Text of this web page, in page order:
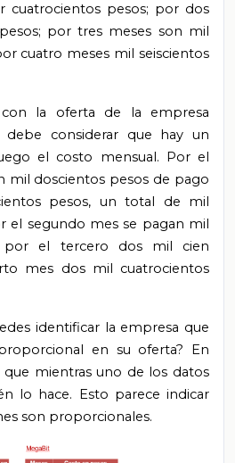
cuatrocientos pesos; por dos
por tres meses son mil
cuatro meses mil seiscientos
la oferta de la empresa
debe considerar que hay un
el costo mensual. Por el
mil doscientos pesos de pago
pesos, un total de mil
el segundo mes se pagan mil
por el tercero dos mil cien
mes dos mil cuatrocientos
identificar la empresa que
en su oferta? En
que mientras uno de los datos
lo hace. Esto parece indicar
son proporcionales.